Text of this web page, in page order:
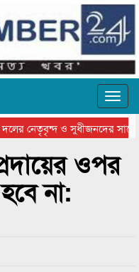
নেতৃবৃন্দ ও সুধীজনদের সাথে
ওপর
না: